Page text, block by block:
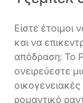
Είστε έτοιμοι
και να
απόδραση; Το
ονειρεύεστε
ρομαντικό